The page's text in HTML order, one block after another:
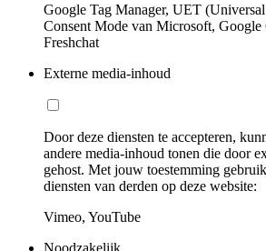
Google Tag Manager, UET
Consent Mode van Microsoft,
Freshchat
Externe media-inhoud
Door deze diensten te accepteren,
andere media-inhoud tonen die door
gehost. Met jouw toestemming
diensten van derden op deze website:
Vimeo, YouTube
Noodzakelijk